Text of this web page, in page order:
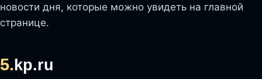
новости дня, которые можно увидеть на главной
странице.
5. kp.ru